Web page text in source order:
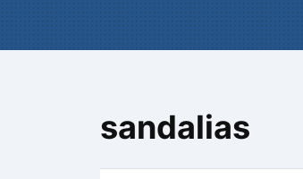
sandalias